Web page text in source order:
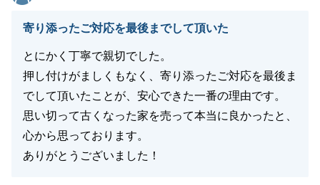
寄り添ったご対応を最後までして頂いた
とにかく丁寧で親切でした。
押し付けがましくもなく、寄り添ったご対応を最後ま
でして頂いたことが、安心できた一番の理由です。
思い切って古くなった家を売って本当に良かったと、
心から思っております。
ありがとうございました！